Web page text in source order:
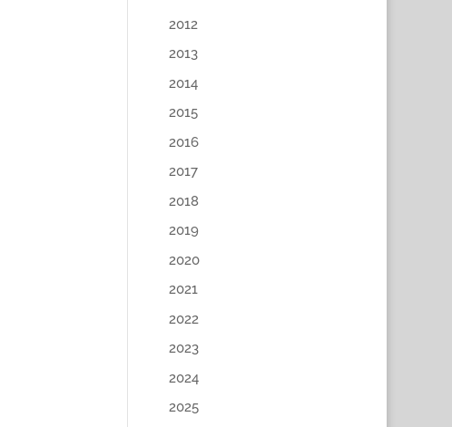
2012
2013
2014
2015
2016
2017
2018
2019
2020
2021
2022
2023
2024
2025